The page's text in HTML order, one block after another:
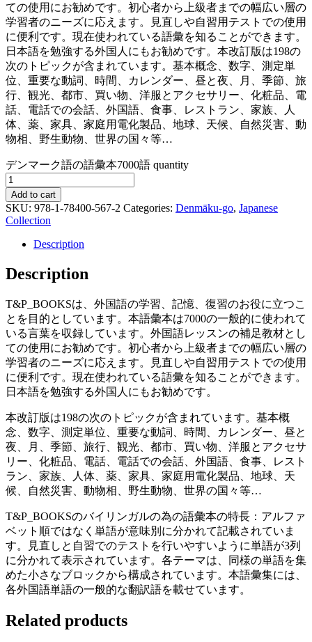
ての使用にお勧めです。初心者から上級者までの幅広い層の
学習者のニーズに応えます。見直しや自習用テストでの使用
に便利です。現在使われている語彙を知ることができます。
日本語を勉強する外国人にもお勧めです。本改訂版は198の
次のトピックが含まれています。基本概念、数字、測定単
位、重要な動詞、時間、カレンダー、昼と夜、月、季節、旅
行、観光、都市、買い物、洋服とアクセサリー、化粧品、電
話、電話での会話、外国語、食事、レストラン、家族、人
体、薬、家具、家庭用電化製品、地球、天候、自然災害、動
物相、野生動物、世界の国々等…
デンマーク語の語彙本7000語 quantity
Add to cart
SKU: 978-1-78400-567-2 Categories: Denmāku-go, Japanese
Collection
Description
Description
T&P_BOOKSは、外国語の学習、記憶、復習のお役に立つこ
とを目的としています。本語彙本は7000の一般的に使われて
いる言葉を収録しています。外国語レッスンの補足教材とし
ての使用にお勧めです。初心者から上級者までの幅広い層の
学習者のニーズに応えます。見直しや自習用テストでの使用
に便利です。現在使われている語彙を知ることができます。
日本語を勉強する外国人にもお勧めです。
本改訂版は198の次のトピックが含まれています。基本概
念、数字、測定単位、重要な動詞、時間、カレンダー、昼と
夜、月、季節、旅行、観光、都市、買い物、洋服とアクセサ
リー、化粧品、電話、電話での会話、外国語、食事、レスト
ラン、家族、人体、薬、家具、家庭用電化製品、地球、天
候、自然災害、動物相、野生動物、世界の国々等…
T&P_BOOKSのバイリンガルの為の語彙本の特長：アルファ
ベット順ではなく単語が意味別に分かれて記載されていま
す。見直しと自習でのテストを行いやすいように単語が3列
に分かれて表示されています。各テーマは、同様の単語を集
めた小さなブロックから構成されています。本語彙集には、
各外国語単語の一般的な翻訳語を載せています。
Related products